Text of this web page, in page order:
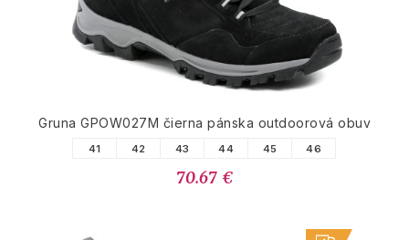
Gruna GPOW027M čierna pánska outdoorová obuv
41 42 43 44 45 46
70.67 €